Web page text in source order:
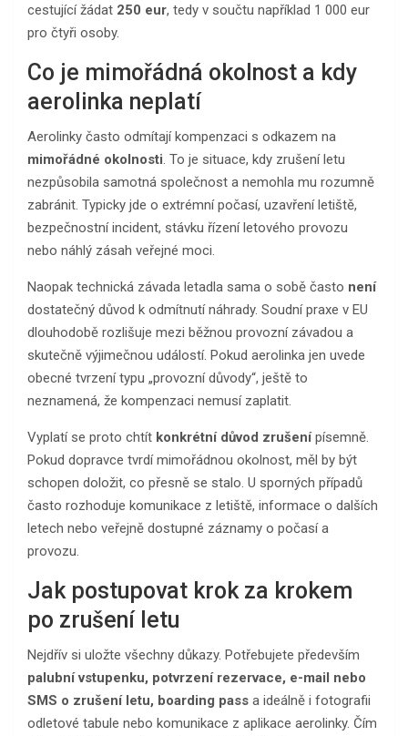
cestující žádat 250 eur, tedy v součtu například 1 000 eur
pro čtyři osoby.
Co je mimořádná okolnost a kdy
aerolinka neplatí
Aerolinky často odmítají kompenzaci s odkazem na
mimořádné okolnosti. To je situace, kdy zrušení letu
nezpůsobila samotná společnost a nemohla mu rozumně
zabránit. Typicky jde o extrémní počasí, uzavření letiště,
bezpečnostní incident, stávku řízení letového provozu
nebo náhlý zásah veřejné moci.
Naopak technická závada letadla sama o sobě často není
dostatečný důvod k odmítnutí náhrady. Soudní praxe v EU
dlouhodobě rozlišuje mezi běžnou provozní závadou a
skutečně výjimečnou událostí. Pokud aerolinka jen uvede
obecné tvrzení typu „provozní důvody“, ještě to
neznamená, že kompenzaci nemusí zaplatit.
Vyplatí se proto chtít konkrétní důvod zrušenípísemně.
Pokud dopravce tvrdí mimořádnou okolnost, měl by být
schopen doložit, co přesně se stalo. U sporných případů
často rozhoduje komunikace z letiště, informace o dalších
letech nebo veřejně dostupné záznamy o počasí a
provozu.
Jak postupovat krok za krokem
po zrušení letu
Nejdřív si uložte všechny důkazy. Potřebujete především
palubní vstupenku, potvrzení rezervace, e-mail nebo
SMS o zrušení letu, boarding pass a ideálně i fotografii
odletové tabule nebo komunikace z aplikace aerolinky. Čím